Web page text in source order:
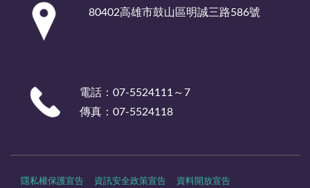
80402高雄市鼓山區明誠三路586號
電話：07-5524111～7
傳真：07-5524118
隱私權保護宣告 資訊安全政策宣告 資料開放宣告